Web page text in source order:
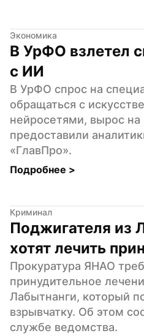
Экономика
В УрФО взлетел
с ИИ
В УрФО спрос на
обращаться с
нейросетями, вырос
предоставили
«ГлавПро».
Подробнее >
Криминал
Поджигателя из
хотят лечить
Прокуратура ЯНАО
принудительное
Лабытнанги, который
взрывчатку. Об этом
службе ведомства.